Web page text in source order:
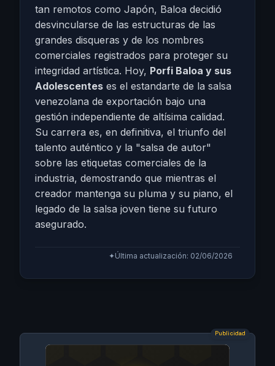
tan remotos como Japón, Baloa decidió
desvincularse de las estructuras de las
grandes disqueras y de los nombres
comerciales registrados para proteger su
integridad artística. Hoy, Porfi Baloa y sus
Adolescentes es el estandarte de la salsa
venezolana de exportación bajo una
gestión independiente de altísima calidad.
Su carrera es, en definitiva, el triunfo del
talento auténtico y la "salsa de autor"
sobre las etiquetas comerciales de la
industria, demostrando que mientras el
creador mantenga su pluma y su piano, el
legado de la salsa joven tiene su futuro
asegurado.
✦Última actualización: 02/06/2026
Publicidad